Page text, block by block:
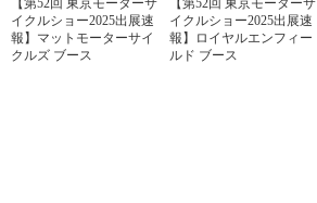
【第52回 東京モーターサ
イクルショー2025出展速
報】マットモーターサイ
クルズ ブース
【第52回 東京モーターサ
イクルショー2025出展速
報】ロイヤルエンフィー
ルド ブース